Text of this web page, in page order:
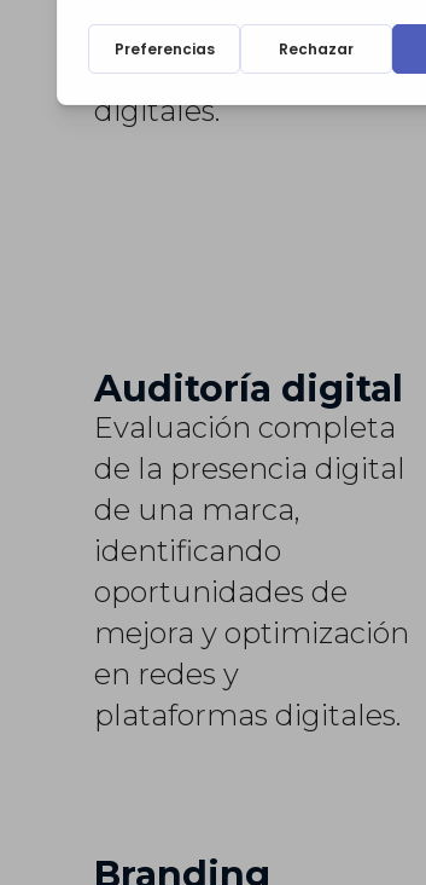
los usuarios y
optimizar estrategias
digitales.
Auditoría digital
Evaluación completa
de la presencia digital
de una marca,
identificando
oportunidades de
mejora y optimización
en redes y
plataformas digitales.
Branding